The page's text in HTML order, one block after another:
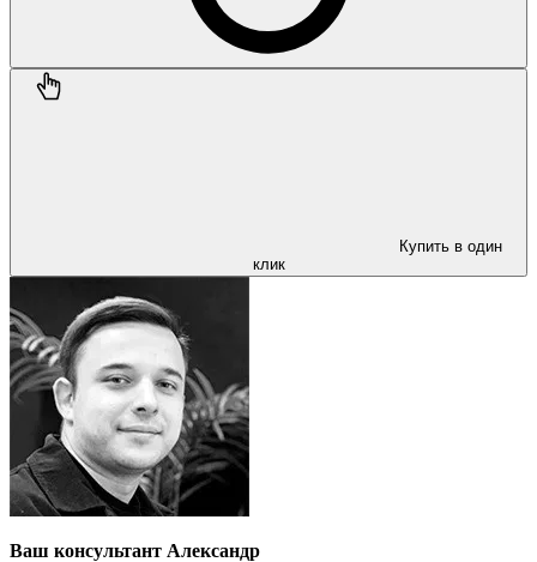
Купить в один
клик
Ваш консультант Александр